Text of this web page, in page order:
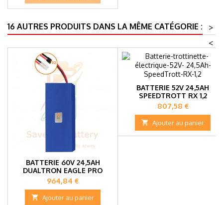
16 AUTRES PRODUITS DANS LA MÊME CATÉGORIE :
>
<
BATTERIE 60V 24,5AH
DUALTRON EAGLE PRO
Prix
964,84 €
 Ajouter au panier
BATTERIE 52V 24,5AH
SPEEDTROTT RX 1,2
Prix
807,58 €
 Ajouter au panier